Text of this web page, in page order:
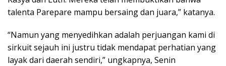
talenta Parepare mampu bersaing dan juara,” katanya.
“Namun yang menyedihkan adalah perjuangan kami di
sirkuit sejauh ini justru tidak mendapat perhatian yang
layak dari daerah sendiri,” ungkapnya, Senin